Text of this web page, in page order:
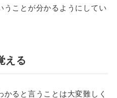
うことが分かるようにしてい
える
ると言うことは大変難しく